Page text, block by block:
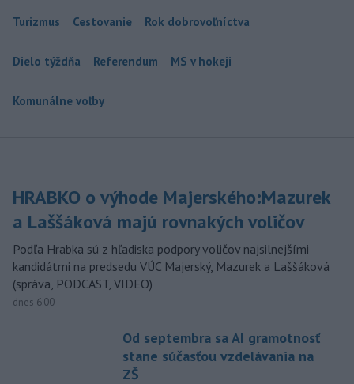
Turizmus Cestovanie Rok dobrovoľníctva
Dielo týždňa Referendum MS v hokeji
Komunálne voľby
HRABKO o výhode Majerského:Mazurek
a Laššáková majú rovnakých voličov
Podľa Hrabka sú z hľadiska podpory voličov najsilnejšími
kandidátmi na predsedu VÚC Majerský, Mazurek a Laššáková
(správa, PODCAST, VIDEO)
dnes 6:00
Od septembra sa AI gramotnosť
stane súčasťou vzdelávania na
ZŠ